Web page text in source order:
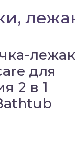
лежак
для
2 в 1